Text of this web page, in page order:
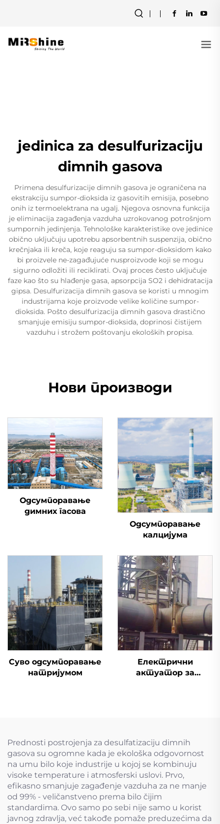
jedinica za desulfurizaciju
dimnih gasova
Primena desulfurizacije dimnih gasova je ograničena na
ekstrakciju sumpor-dioksida iz gasovitih emisija, posebno
onih iz termoelektrana na ugalj. Njegova osnovna funkcija
je eliminacija zagađenja vazduha uzrokovanog potrošnjom
sumpornih jedinjenja. Tehnološke karakteristike ove jedinice
obično uključuju upotrebu apsorbentnih suspenzija, obično
krečnjaka ili kreča, koje reaguju sa sumpor-dioksidom kako
bi proizvele ne-zagađujuće nusproizvode koji se mogu
sigurno odložiti ili reciklirati. Ovaj proces često uključuje
faze kao što su hlađenje gasa, apsorpcija SO2 i dehidratacija
gipsa. Desulfurizacija dimnih gasova se koristi u mnogim
industrijama koje proizvode velike količine sumpor-
dioksida. Pošto desulfurizacija dimnih gasova drastično
smanjuje emisiju sumpor-dioksida, doprinosi čistijem
vazduhu i strožem poštovanju ekoloških propisa.
Нови производи
Одсумпоравање
димних гасова
Одсумпоравање
калцијума
Суво одсумпоравање
натријумом
Електрични
актуатор за
Prednosti postrojenja za desulfatizaciju dimnih
gasova su ogromne kada je ekološka odgovornost
na umu bilo koje industrije u kojoj se kombinuju
visoke temperature i atmosferski uslovi. Prvo,
efikasno smanjuje zagađenje vazduha za ne manje
od 99% - veličanstveno prema bilo čijim
standardima. Ovo samo po sebi nije samo u korist
javnog zdravlja, već takođe pomaže preduzećima da